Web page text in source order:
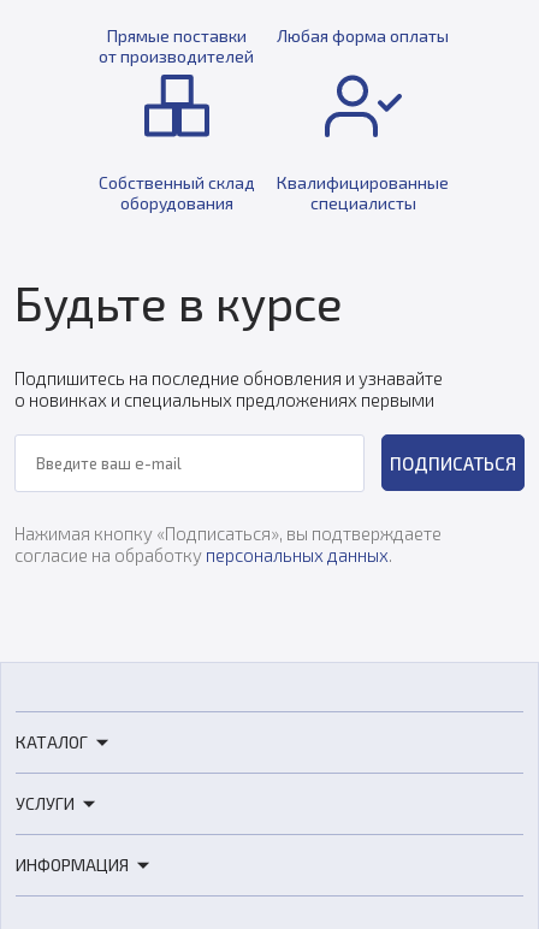
Прямые поставки
от производителей
Любая форма оплаты
Собственный склад
оборудования
Квалифицированные
специалисты
Будьте в курсе
Подпишитесь на последние обновления и узнавайте
о новинках и специальных предложениях первыми
ПОДПИСАТЬСЯ
Нажимая кнопку «Подписаться», вы подтверждаете
согласие на обработку персональных данных
КАТАЛОГ
3D-сканеры
Расходные материалы
УСЛУГИ
3D-моделирование
ИНФОРМАЦИЯ